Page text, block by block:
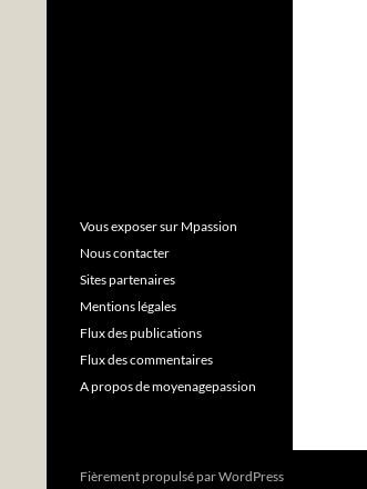
Vous exposer sur Mpassion
Nous contacter
Sites partenaires
Mentions légales
Flux des publications
Flux des commentaires
A propos de moyenagepassion
Fièrement propulsé par WordPress